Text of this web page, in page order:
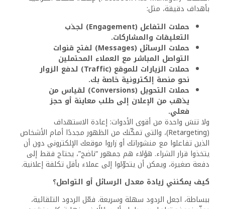
الإجابة المختصرة: الفيديو اليوم ليس خيارًا، بل ضرورة في
الحملات العقارية على فيسبوك. تشير الإحصائيات الحديثة إلى أن
أضعاف، خاصة عندما يكون أصليًا وشخصيًا.
لا تحتاج لإنتاج سينمائي. فقط استخدم كاميرا هاتف بجودة
جيدة، وابدأ بـ:
جولة تصويرية داخل الوحدة، توضّح ترتيب الغرف،
الإطلالة، التشطيبات، المساحات.
ظهور شخصي من الوسيط العقاري
مزايا العقار بأسلوب إنساني، كأنك تتحدث إلى صديق
يبحث عن بيت.
قصص عميل حقيقيقبل وبعد الشراء، مع تعليق
صوتي بسيط: “دي كانت رحلة أحمد، ودي كانت
شقته بعد التسليم.”
العنصر البشري في الفيديو يصنع الفارق. الناس تتفاعل مع
الوجوه، النبرة، التفاعل الحقيقي، وليس فقط مع الجدران.
ما الأخطاء الشائعة التي يجب تجنبها؟